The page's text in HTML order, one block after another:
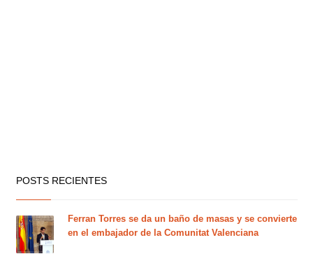
POSTS RECIENTES
Ferran Torres se da un baño de masas y se convierte
en el embajador de la Comunitat Valenciana